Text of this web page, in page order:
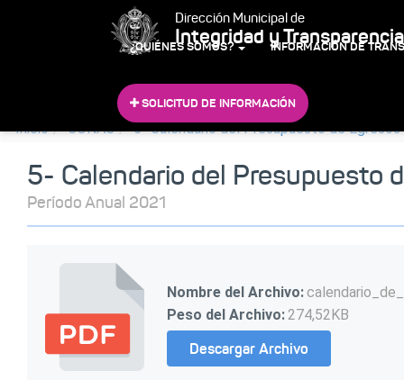
Dirección Municipal de
Integridad y Transparencia
¿QUIÉNES SOMOS? INFORMACIÓN DE
SOLICITUD DE INFORMACIÓN
Inicio CONAC 5- Calendario del Presupuesto de Egresos
5- Calendario del Presupuesto
Período Anual 2021
Nombre del Archivo:
Peso del Archivo:274,52KB
Descargar Archivo